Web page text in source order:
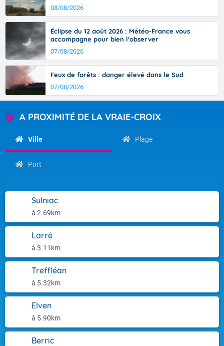
08/08/2026
Éclipse du 12 août 2026 : Météo-France vous
accompagne pour bien l'observer
07/08/2026
Feux de forêts : danger élevé dans le Sud
07/08/2026
A PROXIMITÉ DE LA VRAIE-CROIX
Ville Plage
Port
Sulniac
à 2.69km
Larré
à 3.11km
Treffléan
à 5.32km
Elven
à 5.90km
Berric